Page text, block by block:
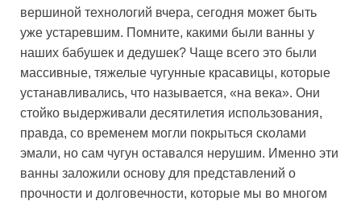
вершиной технологий вчера, сегодня может быть
уже устаревшим. Помните, какими были ванны у
наших бабушек и дедушек? Чаще всего это были
массивные, тяжелые чугунные красавицы, которые
устанавливались, что называется, «на века». Они
стойко выдерживали десятилетия использования,
правда, со временем могли покрыться сколами
эмали, но сам чугун оставался нерушим. Именно эти
ванны заложили основу для представлений о
прочности и долговечности, которые мы во многом